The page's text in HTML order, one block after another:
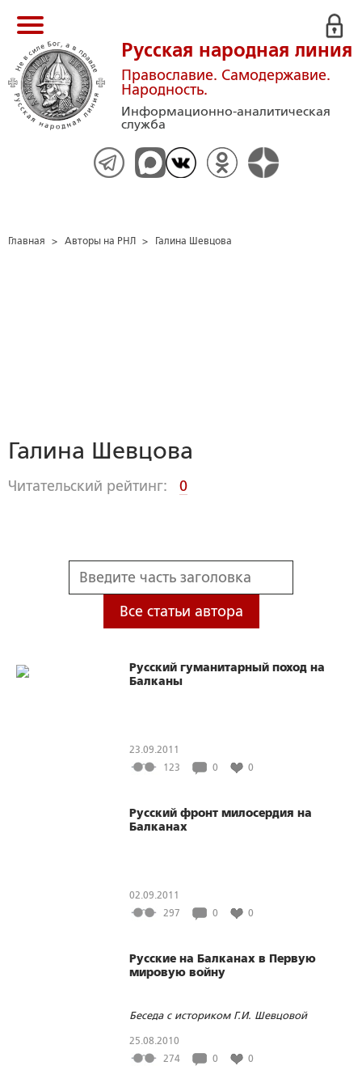
Русская народная линия
Православие. Самодержавие.
Народность.
Информационно-аналитическая
служба
Главная > Авторы на РНЛ > Галина Шевцова
Галина Шевцова
Читательский рейтинг: 0
Все статьи автора
Русский гуманитарный поход на
Балканы
23.09.2011
123
0 0
Русский фронт милосердия на
Балканах
02.09.2011
297
0 0
Русские на Балканах в Первую
мировую войну
Беседа с историком Г.И. Шевцовой
25.08.2010
274
0 0